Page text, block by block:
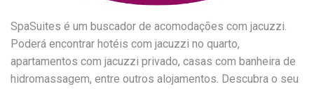
SpaSuites é um buscador de acomodações com jacuzzi.
Poderá encontrar hotéis com jacuzzi no quarto,
apartamentos com jacuzzi privado, casas com banheira de
hidromassagem, entre outros alojamentos. Descubra o seu